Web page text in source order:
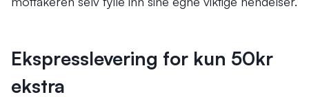
Ekspresslevering for kun 50kr
ekstra